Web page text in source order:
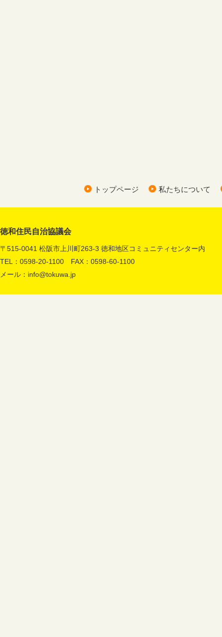
トップページ 私たちについて
徳和住民自治協議会
〒515-0041 松阪市上川町263-3 徳和地区コミュニティセンター内
TEL：0598-20-1100 FAX：0598-60-1100
メール： info@tokuwa.jp